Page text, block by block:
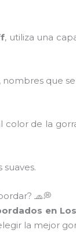
, utiliza una
nombres que
color de la
🧢💭
en
la mejor